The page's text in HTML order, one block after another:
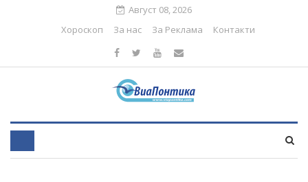
Август 08, 2026
Хороскоп
За нас За Реклама Контакти